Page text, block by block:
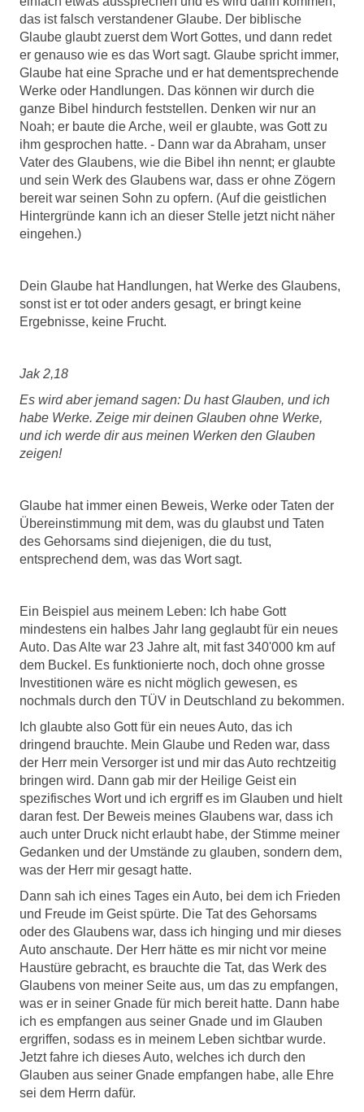
das ist falsch verstandener Glaube. Der biblische
Glaube glaubt zuerst dem Wort Gottes, und dann redet
er genauso wie es das Wort sagt. Glaube spricht immer,
Glaube hat eine Sprache und er hat dementsprechende
Werke oder Handlungen. Das können wir durch die
ganze Bibel hindurch feststellen. Denken wir nur an
Noah; er baute die Arche, weil er glaubte, was Gott zu
ihm gesprochen hatte. - Dann war da Abraham, unser
Vater des Glaubens, wie die Bibel ihn nennt; er glaubte
und sein Werk des Glaubens war, dass er ohne Zögern
bereit war seinen Sohn zu opfern. (Auf die geistlichen
Hintergründe kann ich an dieser Stelle jetzt nicht näher
eingehen.)
Dein Glaube hat Handlungen, hat Werke des Glaubens,
sonst ist er tot oder anders gesagt, er bringt keine
Ergebnisse, keine Frucht.
Jak 2,18
Es wird aber jemand sagen: Du hast Glauben, und ich
habe Werke. Zeige mir deinen Glauben ohne Werke,
und ich werde dir aus meinen Werken den Glauben
zeigen!
Glaube hat immer einen Beweis, Werke oder Taten der
Übereinstimmung mit dem, was du glaubst und Taten
des Gehorsams sind diejenigen, die du tust,
entsprechend dem, was das Wort sagt.
Ein Beispiel aus meinem Leben: Ich habe Gott
mindestens ein halbes Jahr lang geglaubt für ein neues
Auto. Das Alte war 23 Jahre alt, mit fast 340'000 km auf
dem Buckel. Es funktionierte noch, doch ohne grosse
Investitionen wäre es nicht möglich gewesen, es
nochmals durch den TÜV in Deutschland zu bekommen.
Ich glaubte also Gott für ein neues Auto, das ich
dringend brauchte. Mein Glaube und Reden war, dass
der Herr mein Versorger ist und mir das Auto rechtzeitig
bringen wird. Dann gab mir der Heilige Geist ein
spezifisches Wort und ich ergriff es im Glauben und hielt
daran fest. Der Beweis meines Glaubens war, dass ich
auch unter Druck nicht erlaubt habe, der Stimme meiner
Gedanken und der Umstände zu glauben, sondern dem,
was der Herr mir gesagt hatte.
Dann sah ich eines Tages ein Auto, bei dem ich Frieden
und Freude im Geist spürte. Die Tat des Gehorsams
oder des Glaubens war, dass ich hinging und mir dieses
Auto anschaute. Der Herr hätte es mir nicht vor meine
Haustüre gebracht, es brauchte die Tat, das Werk des
Glaubens von meiner Seite aus, um das zu empfangen,
was er in seiner Gnade für mich bereit hatte. Dann habe
ich es empfangen aus seiner Gnade und im Glauben
ergriffen, sodass es in meinem Leben sichtbar wurde.
Jetzt fahre ich dieses Auto, welches ich durch den
Glauben aus seiner Gnade empfangen habe, alle Ehre
sei dem Herrn dafür.